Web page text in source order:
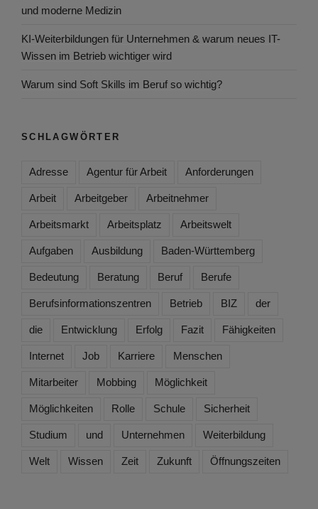
und moderne Medizin
KI-Weiterbildungen für Unternehmen & warum neues IT-
Wissen im Betrieb wichtiger wird
Warum sind Soft Skills im Beruf so wichtig?
SCHLAGWÖRTER
Adresse Agentur für Arbeit Anforderungen
Arbeit Arbeitgeber Arbeitnehmer
Arbeitsmarkt Arbeitsplatz Arbeitswelt
Aufgaben Ausbildung Baden-Württemberg
Bedeutung Beratung Beruf Berufe
Berufsinformationszentren Betrieb BIZ der
die Entwicklung Erfolg Fazit Fähigkeiten
Internet Job Karriere Menschen
Mitarbeiter Mobbing Möglichkeit
Möglichkeiten Rolle Schule Sicherheit
Studium und Unternehmen Weiterbildung
Welt Wissen Zeit Zukunft Öffnungszeiten